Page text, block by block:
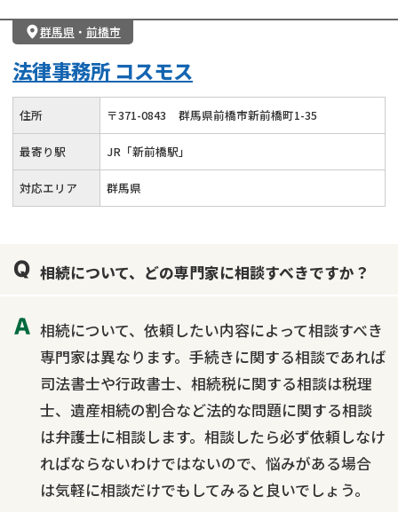
群馬県 ・ 前橋市
法律事務所 コスモス
住所 〒371-0843 群馬県前橋市新前橋町1-35
最寄り駅 JR「新前橋駅」
対応エリア 群馬県
相続について、どの専門家に相談すべきですか？
相続について、依頼したい内容によって相談すべき
専門家は異なります。手続きに関する相談であれば
司法書士や行政書士、相続税に関する相談は税理
士、遺産相続の割合など法的な問題に関する相談
は弁護士に相談します。相談したら必ず依頼しなけ
ればならないわけではないので、悩みがある場合
は気軽に相談だけでもしてみると良いでしょう。